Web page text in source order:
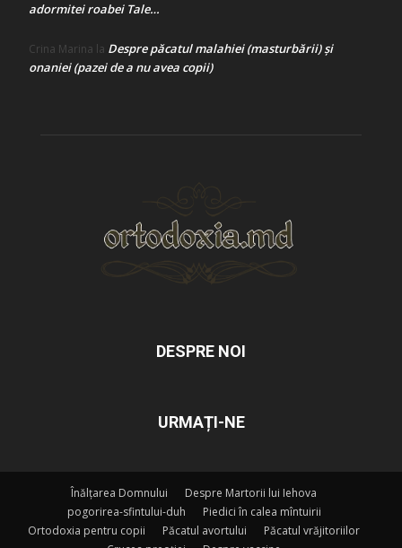
adormitei roabei Tale…
Crina Marina la Despre păcatul malahiei (masturbării) şi
onaniei (pazei de a nu avea copii)
DESPRE NOI
URMAȚI-NE
Înălțarea Domnului
Despre Martorii lui Iehova
pogorirea-sfintului-duh
Piedici în calea mîntuirii
Ortodoxia pentru copii
Păcatul avortului
Păcatul vrăjitoriilor